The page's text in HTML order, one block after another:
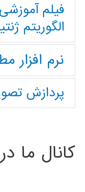
فیلم
الگوریتم
نرم افزار
پردازش
کانال ما